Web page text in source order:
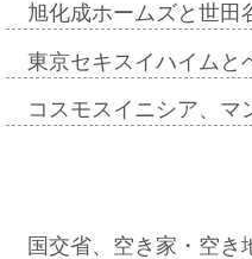
旭化成ホームズと世
東京セキスイハイム
コスモスイニシア、
国交省、空き家・空